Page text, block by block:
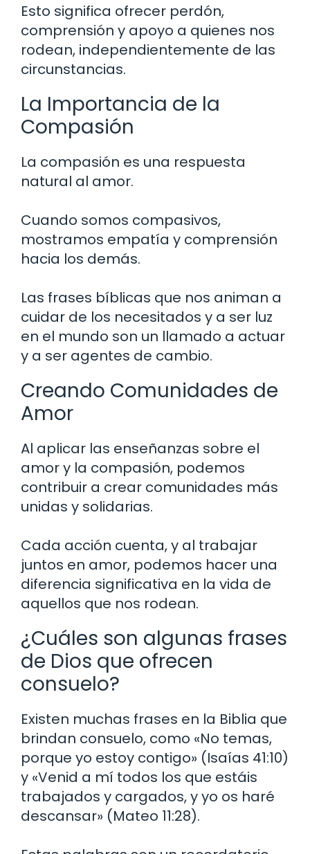
Esto significa ofrecer perdón,
comprensión y apoyo a quienes nos
rodean, independientemente de las
circunstancias.
La Importancia de la
Compasión
La compasión es una respuesta
natural al amor.
Cuando somos compasivos,
mostramos empatía y comprensión
hacia los demás.
Las frases bíblicas que nos animan a
cuidar de los necesitados y a ser luz
en el mundo son un llamado a actuar
y a ser agentes de cambio.
Creando Comunidades de
Amor
Al aplicar las enseñanzas sobre el
amor y la compasión, podemos
contribuir a crear comunidades más
unidas y solidarias.
Cada acción cuenta, y al trabajar
juntos en amor, podemos hacer una
diferencia significativa en la vida de
aquellos que nos rodean.
¿Cuáles son algunas frases
de Dios que ofrecen
consuelo?
Existen muchas frases en la Biblia que
brindan consuelo, como «No temas,
porque yo estoy contigo» (Isaías 41:10)
y «Venid a mí todos los que estáis
trabajados y cargados, y yo os haré
descansar» (Mateo 11:28).